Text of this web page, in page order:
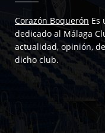
Corazón Boquerón Es
dedicado al Málaga
actualidad, opinión,
dicho club.